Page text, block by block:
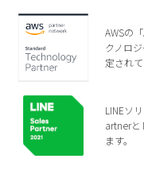
AWSの
クノロ
定されて
LINEソ
artnerと
ます。